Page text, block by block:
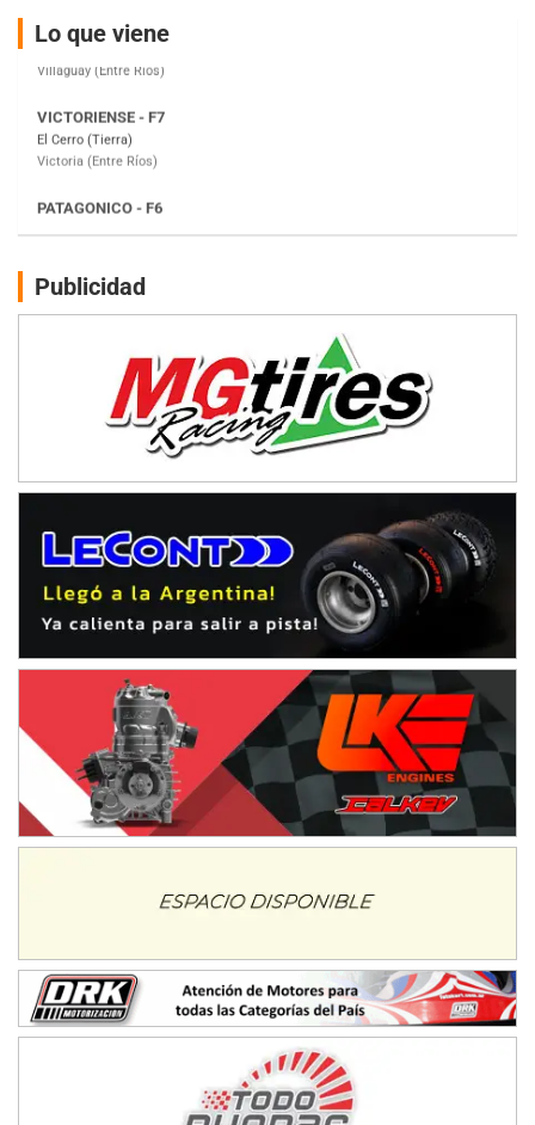
entradas
Lo que viene
El Cerro (Tierra)
Victoria (Entre Ríos)
Moto Club Reginense (Tierra)
Gral. E. Godoy (Río Negro)
Juventud Unida (Tierra)
NORESTE SANTAFESINO - F6
Ciudad de Avellaneda (Asfalto)
SUR SANTAFESINO - F4
José Samuel Sánchez (Tierra)
Rufino (Santa Fe)
TUCUMANO - F5
Juan Navarro (Asfalto)
COBERTURA ESPECIAL DE E-KART.COM.AR
08/09-AGO
IAME SERIES ARGENTINA 6
Ramiro Tot (Asfalto)
Baradero (Buenos Aires)
Ciudad de Trenque Lauquen (Asfalto)
Trenque Lauquen (Buenos Aires)
ENTRERRIANO - F6 (POSTERGADA)
Parque de la Velocidad (Asfalto)
Villaguay (Entre Ríos)
PATAGONICO - F6
Moto Club Reginense (Tierra)
Gral. E. Godoy (Río Negro)
Publicidad